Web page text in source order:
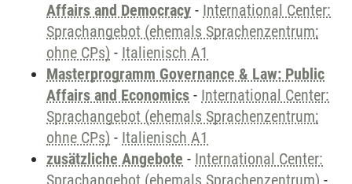
Affairs and Democracy - International Center:
Sprachangebot (ehemals Sprachenzentrum;
ohne CPs) - Italienisch A1
Masterprogramm Governance & Law: Public
Affairs and Economics - International Center:
Sprachangebot (ehemals Sprachenzentrum;
ohne CPs) - Italienisch A1
zusätzliche Angebote - International Center:
Sprachangebot (ehemals Sprachenzentrum) -